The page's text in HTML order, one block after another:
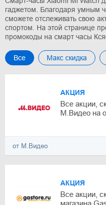
гаджетом. Благодаря умным
сможете отслеживать свою
спортом. На этой странице
промокоды на смарт часы
Все Макс скидка
АКЦИЯ
Все акции,
М.Видео на
от М.Видео
АКЦИЯ
Все акции,